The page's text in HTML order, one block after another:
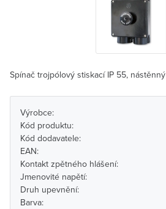
Spínač trojpólový stiskací IP 55, nástěnný
Výrobce:
Kód produktu:
Kód dodavatele:
EAN:
Kontakt zpětného hlášení:
Jmenovité napětí:
Druh upevnění:
Barva: